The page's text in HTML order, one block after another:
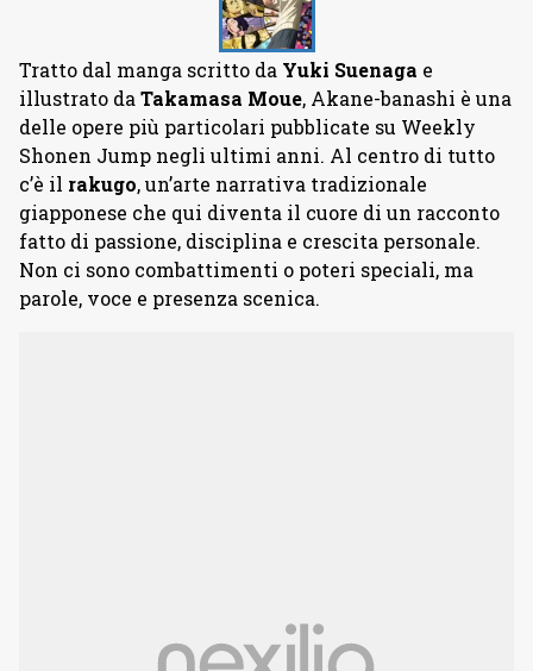
Tratto dal manga scritto da Yuki Suenaga e
illustrato daTakamasa Moue, Akane-banashi è una
delle opere più particolari pubblicate su Weekly
Shonen Jump negli ultimi anni. Al centro di tutto
c’è il rakugo, un’arte narrativa tradizionale
giapponese che qui diventa il cuore di un racconto
fatto di passione, disciplina e crescita personale.
Non ci sono combattimenti o poteri speciali, ma
parole, voce e presenza scenica.